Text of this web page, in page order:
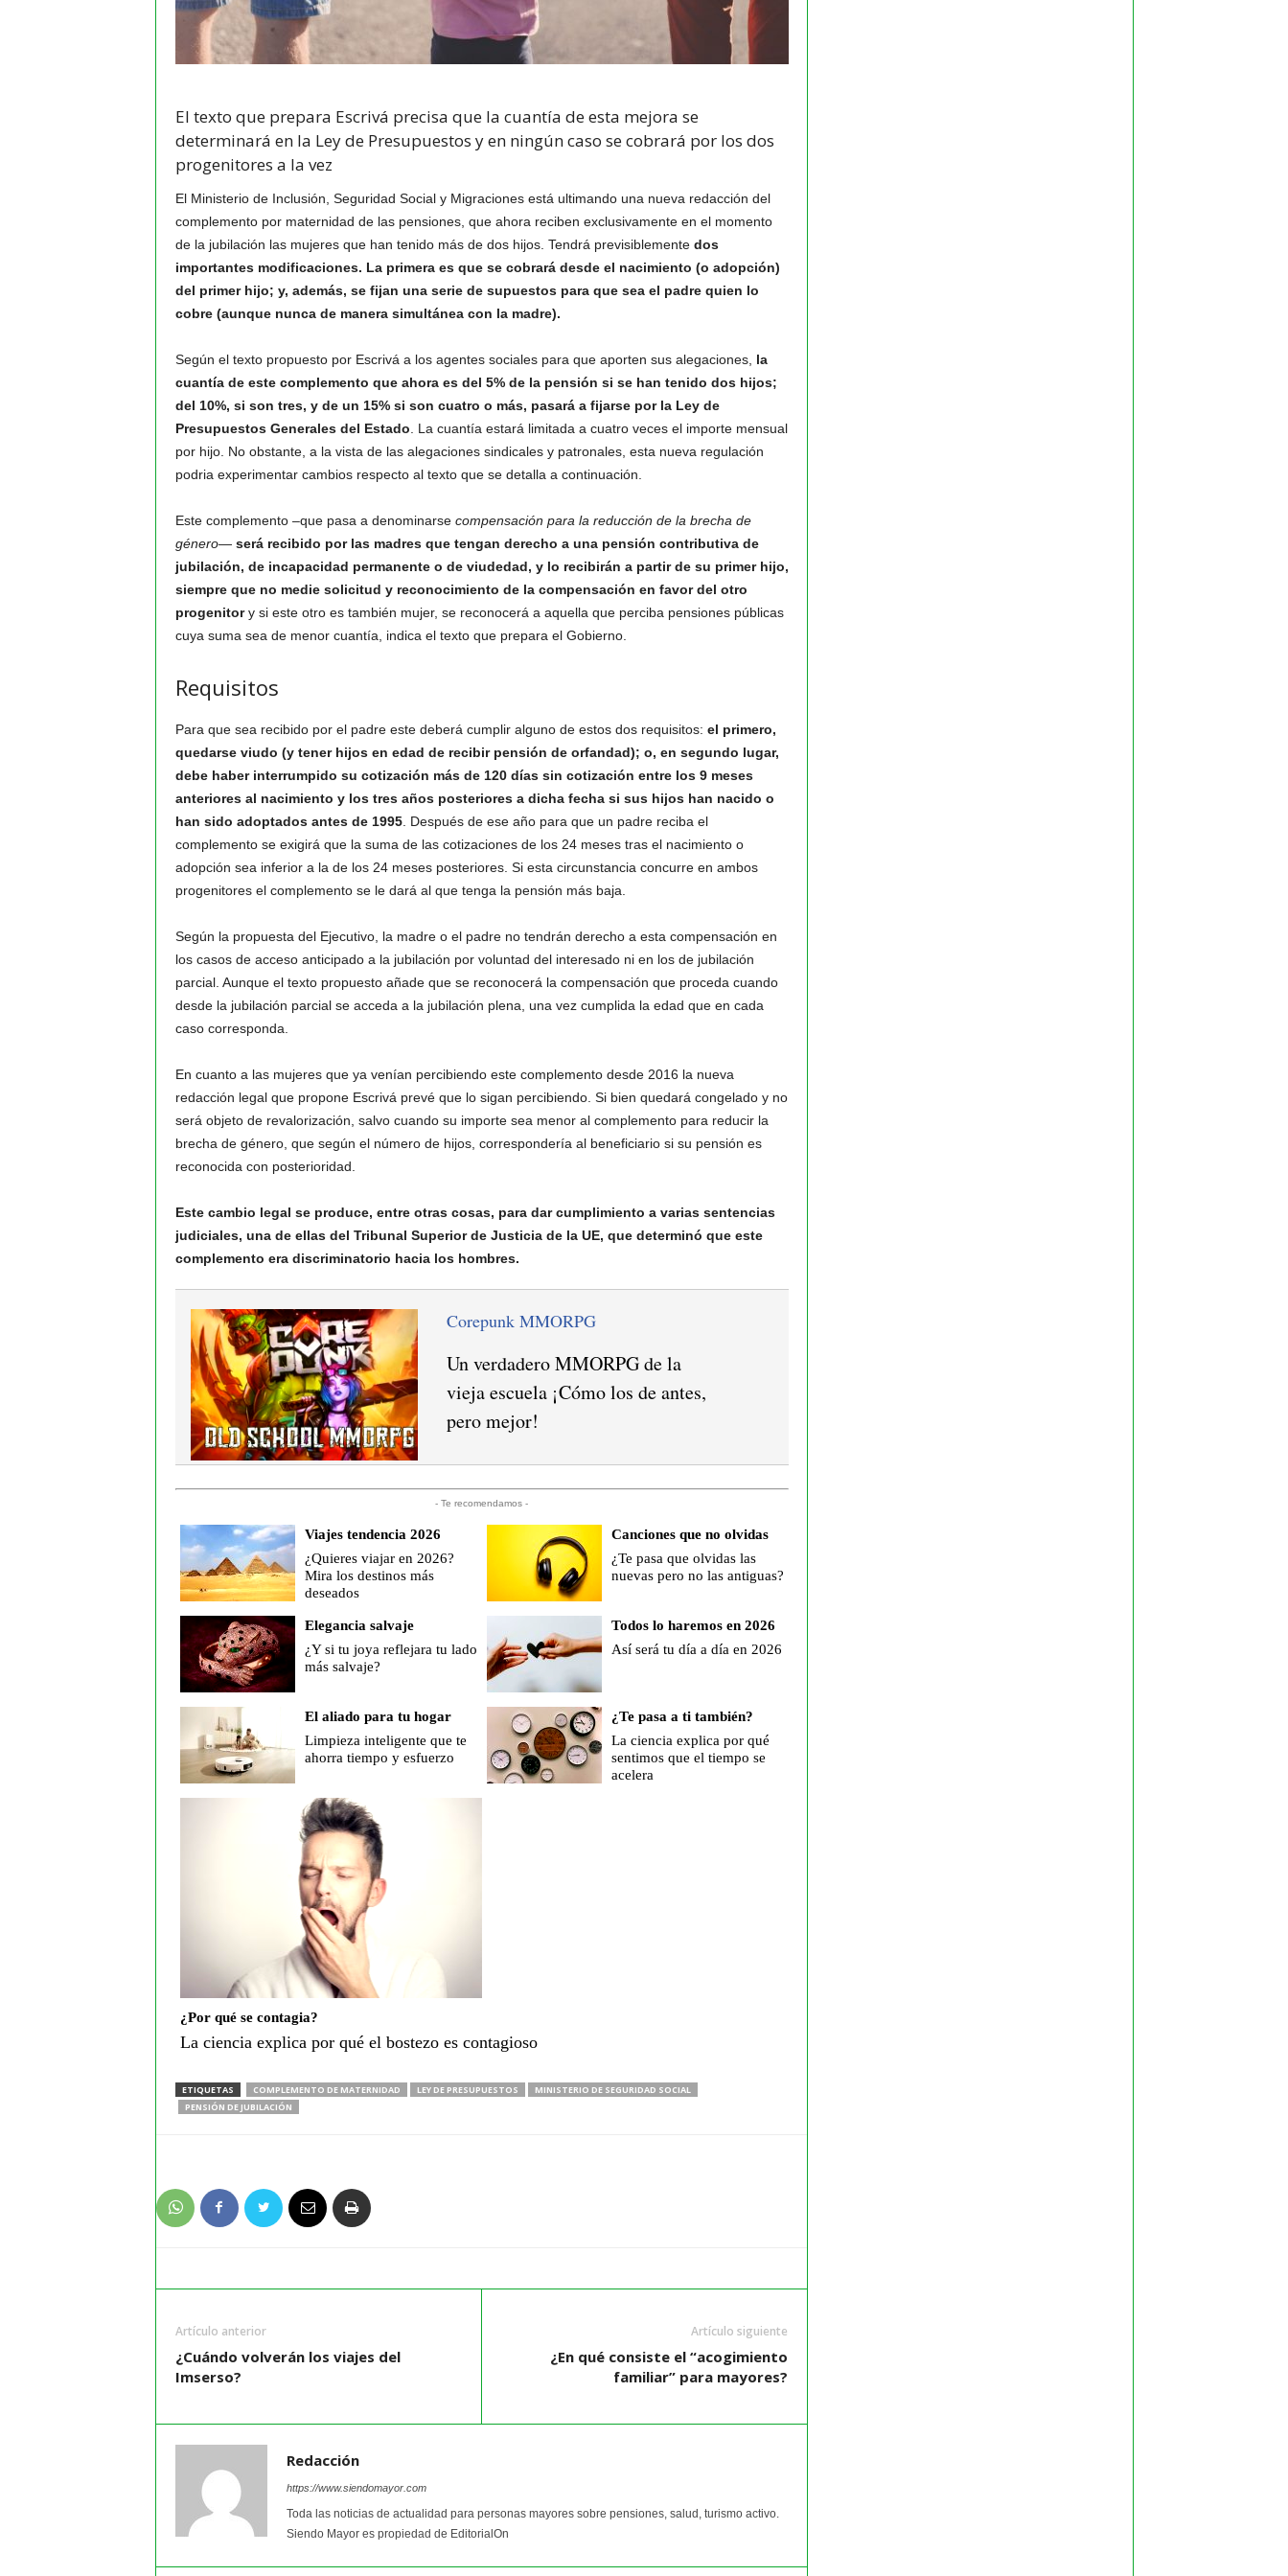
El texto que prepara Escrivá precisa que la cuantía de esta mejora se
determinará en la Ley de Presupuestos y en ningún caso se cobrará por los dos
progenitores a la vez
El Ministerio de Inclusión, Seguridad Social y Migraciones está ultimando una nueva redacción del
complemento por maternidad de las pensiones, que ahora reciben exclusivamente en el momento
de la jubilación las mujeres que han tenido más de dos hijos. Tendrá previsiblemente dos
importantes modificaciones. La primera es que se cobrará desde el nacimiento (o adopción)
del primer hijo; y, además, se fijan una serie de supuestos para que sea el padre quien lo
cobre (aunque nunca de manera simultánea con la madre).
Según el texto propuesto por Escrivá a los agentes sociales para que aporten sus alegaciones, la
cuantía de este complemento que ahora es del 5% de la pensión si se han tenido dos hijos;
del 10%, si son tres, y de un 15% si son cuatro o más, pasará a fijarse por la Ley de
Presupuestos Generales del Estado . La cuantía estará limitada a cuatro veces el importe mensual
por hijo. No obstante, a la vista de las alegaciones sindicales y patronales, esta nueva regulación
podria experimentar cambios respecto al texto que se detalla a continuación.
Este complemento –que pasa a denominarse compensación para la reducción de la brecha de
género— será recibido por las madres que tengan derecho a una pensión contributiva de
jubilación, de incapacidad permanente o de viudedad, y lo recibirán a partir de su primer hijo,
siempre que no medie solicitud y reconocimiento de la compensación en favor del otro
progenitory si este otro es también mujer, se reconocerá a aquella que perciba pensiones públicas
cuya suma sea de menor cuantía, indica el texto que prepara el Gobierno.
Requisitos
Para que sea recibido por el padre este deberá cumplir alguno de estos dos requisitos: el primero,
quedarse viudo (y tener hijos en edad de recibir pensión de orfandad); o, en segundo lugar,
debe haber interrumpido su cotización más de 120 días sin cotización entre los 9 meses
anteriores al nacimiento y los tres años posteriores a dicha fecha si sus hijos han nacido o
han sido adoptados antes de 1995. Después de ese año para que un padre reciba el
complemento se exigirá que la suma de las cotizaciones de los 24 meses tras el nacimiento o
adopción sea inferior a la de los 24 meses posteriores. Si esta circunstancia concurre en ambos
progenitores el complemento se le dará al que tenga la pensión más baja.
Según la propuesta del Ejecutivo, la madre o el padre no tendrán derecho a esta compensación en
los casos de acceso anticipado a la jubilación por voluntad del interesado ni en los de jubilación
parcial. Aunque el texto propuesto añade que se reconocerá la compensación que proceda cuando
desde la jubilación parcial se acceda a la jubilación plena, una vez cumplida la edad que en cada
caso corresponda.
En cuanto a las mujeres que ya venían percibiendo este complemento desde 2016 la nueva
redacción legal que propone Escrivá prevé que lo sigan percibiendo. Si bien quedará congelado y no
será objeto de revalorización, salvo cuando su importe sea menor al complemento para reducir la
brecha de género, que según el número de hijos, correspondería al beneficiario si su pensión es
reconocida con posterioridad.
Este cambio legal se produce, entre otras cosas, para dar cumplimiento a varias sentencias
judiciales, una de ellas del Tribunal Superior de Justicia de la UE, que determinó que este
complemento era discriminatorio hacia los hombres.
Corepunk MMORPG
Un verdadero MMORPG de la
vieja escuela ¡Cómo los de antes,
pero mejor!
- Te recomendamos -
Viajes tendencia 2026
¿Quieres viajar en 2026?
Mira los destinos más
deseados
Canciones que no olvidas
¿Te pasa que olvidas las
nuevas pero no las antiguas?
Elegancia salvaje
¿Y si tu joya reflejara tu lado
más salvaje?
Todos lo haremos en 2026
Así será tu día a día en 2026
El aliado para tu hogar
Limpieza inteligente que te
ahorra tiempo y esfuerzo
¿Te pasa a ti también?
La ciencia explica por qué
sentimos que el tiempo se
acelera
¿Por qué se contagia?
La ciencia explica por qué el bostezo es contagioso
ETIQUETAS COMPLEMENTO DE MATERNIDAD LEY DE PRESUPUESTOS
MINISTERIO DE SEGURIDAD SOCIAL
PENSIÓN DE JUBILACIÓN
Artículo anterior
¿Cuándo volverán los viajes del
Imserso?
Artículo siguiente
¿En qué consiste el “acogimiento
familiar” para mayores?
Redacción
https://www.siendomayor.com
Toda las noticias de actualidad para personas mayores sobre pensiones, salud, turismo activo.
Siendo Mayor es propiedad de EditorialOn